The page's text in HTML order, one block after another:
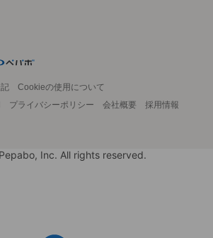
Cookieの使用について
プライバシーポリシー 会社概要
採用情報
Inc. All rights reserved.